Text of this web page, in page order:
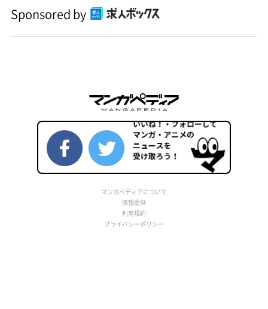
Sponsored by
マンガペディアについて
情報提供
利用規約
プライバシーポリシー